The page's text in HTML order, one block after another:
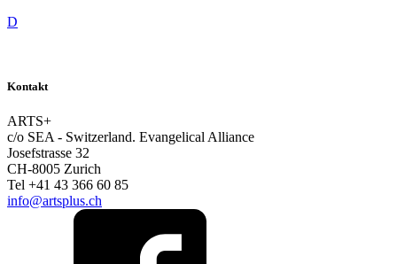
D
Kontakt
ARTS+
c/o SEA - Switzerland. Evangelical Alliance
Josefstrasse 32
CH-8005 Zurich
Tel +41 43 366 60 85
info@artsplus.ch